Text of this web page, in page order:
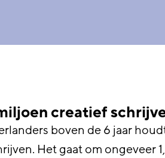
creatief
boven de 6 jaar
Het gaat om ongeveer